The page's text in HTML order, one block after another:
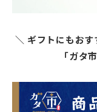
＼ ギフトにもお
「ガタ